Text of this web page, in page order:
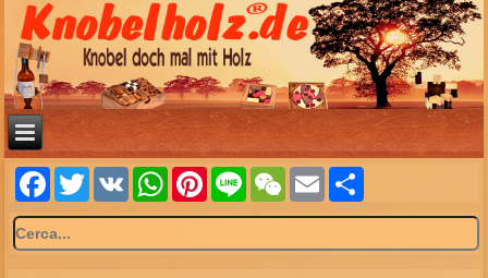
Facebook
TwitterVK WhatsApp
Pinterest
Line WeChatEmail